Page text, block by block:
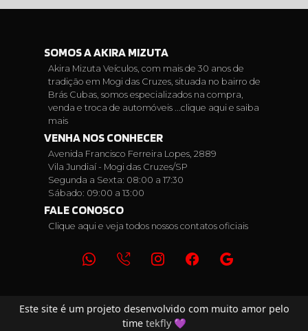
SOMOS A AKIRA MIZUTA
Akira Mizuta Veículos, com mais de 30 anos de
tradição em Mogi das Cruzes, situada no bairro de
Brás Cubas, somos especializados na compra,
venda e troca de automóveis ...clique aqui e saiba
mais
VENHA NOS CONHECER
Avenida Francisco Ferreira Lopes, 2889
Vila Jundiaí - Mogi das Cruzes/SP
Segunda a Sexta: 08:00 a 17:30
Sábado: 09:00 a 13:00
FALE CONOSCO
Clique aqui e veja todos nossos contatos oficiais
Este site é um projeto desenvolvido com muito amor pelo
time tekfly💜